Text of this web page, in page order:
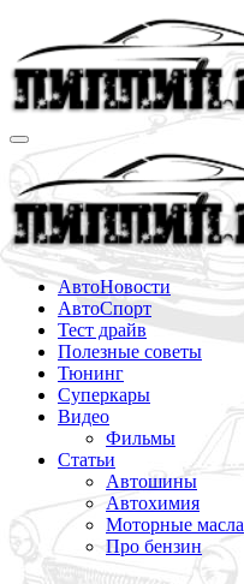
содержимому
АвтоНовости
АвтоСпорт
Тест драйв
Полезные советы
Тюнинг
Суперкары
Видео
Фильмы
Статьи
Автошины
Автохимия
Моторные масла
Про бензин